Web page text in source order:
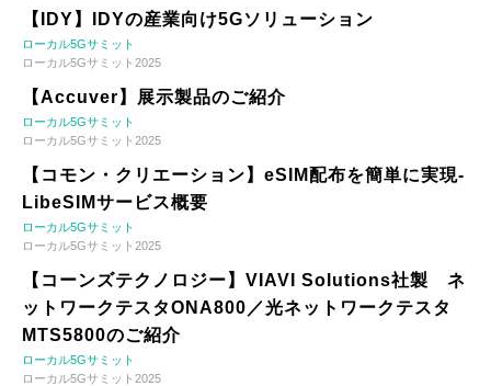
【IDY】IDYの産業向け5Gソリューション
ローカル5Gサミット
ローカル5Gサミット2025
【Accuver】展示製品のご紹介
ローカル5Gサミット
ローカル5Gサミット2025
【コモン・クリエーション】eSIM配布を簡単に実現-
LibeSIMサービス概要
ローカル5Gサミット
ローカル5Gサミット2025
【コーンズテクノロジー】VIAVI Solutions社製 ネ
ットワークテスタONA800／光ネットワークテスタ
MTS5800のご紹介
ローカル5Gサミット
ローカル5Gサミット2025